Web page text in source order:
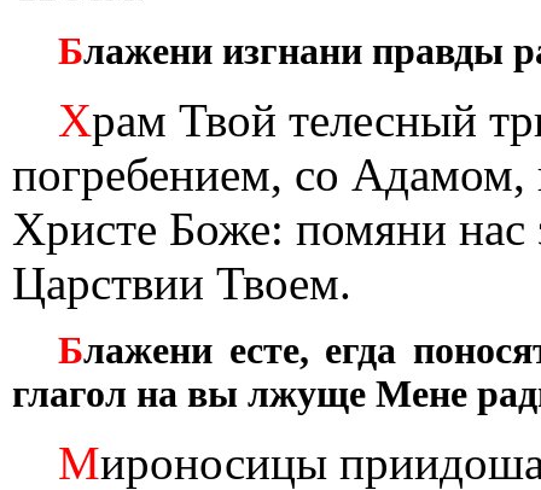
Блажени изгнани правды
Храм Твой телесный
погребением, со Адамом,
Христе Боже: помяни
Царствии Твоем.
Блажени есте, егда
глагол на вы лжуще Мене
Мироносицы